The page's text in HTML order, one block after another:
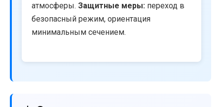
атмосферы. Защитные меры: переход в
безопасный режим, ориентация
минимальным сечением.